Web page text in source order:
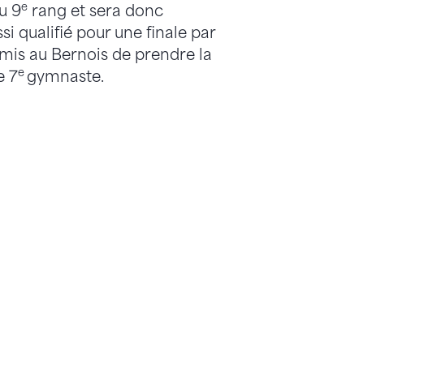
9erang et sera donc
qualifié pour une finale par
au Bernois de prendre la
7e gymnaste.